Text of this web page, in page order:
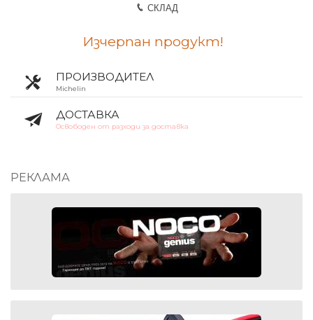
СКЛАД
Изчерпан продукт!
ПРОИЗВОДИТЕЛ
Michelin
ДОСТАВКА
Освободен от разходи за доставка
РЕКЛАМА